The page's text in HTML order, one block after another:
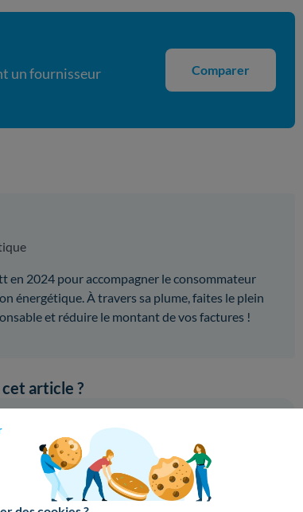
un fournisseur
Comparer
en 2024 pour accompagner le consommateur
énergétique. À travers sa plume, faites le plein
et réduire le montant de vos factures !
article ?
Copier le lien